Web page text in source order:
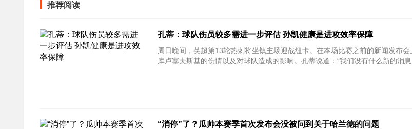
推荐阅读
孔蒂：球队伤员较多需进一步评估 孙凯健康是进攻效率保障
周日晚间，英超第13轮热刺将坐镇主场迎战纽卡。在本场比赛之前的新闻发布
库卢塞夫斯基的伤情以及对球队造成的影响。孔蒂说道：“我们没有什么新的消
“消停”了？瓜帅本赛季首次发布会没被问到关于哈兰德的问题